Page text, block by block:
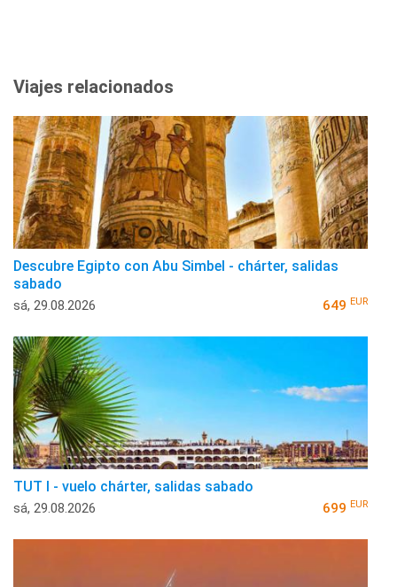
Viajes relacionados
Descubre Egipto con Abu Simbel - chárter, salidas
sabado
sá, 29.08.2026 649 EUR
TUT I - vuelo chárter, salidas sabado
sá, 29.08.2026 699 EUR